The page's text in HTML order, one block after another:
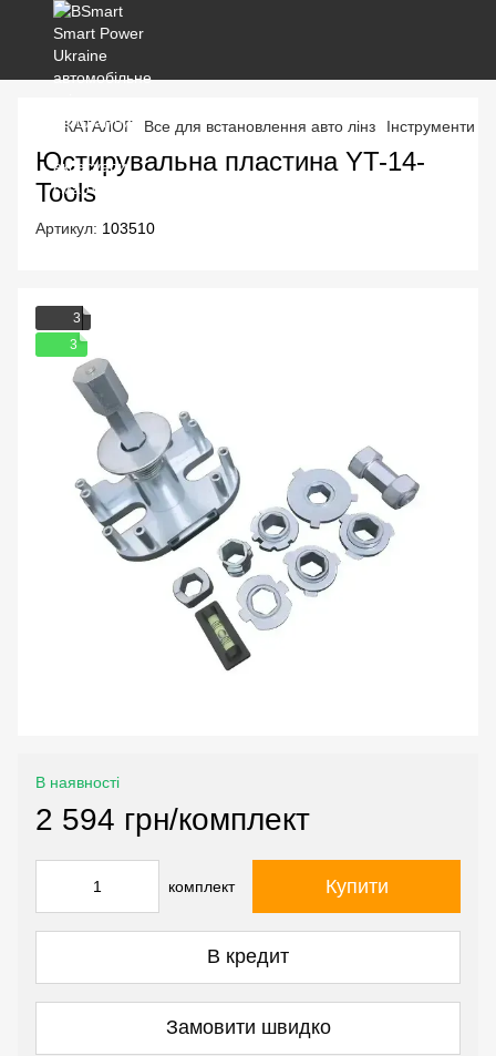
КАТАЛОГ Все для встановлення авто лінз Інструменти
Юстирувальна пластина YT-14-
Tools
Артикул: 103510
3
3
В наявності
2 594 грн/комплект
комплект Купити
В кредит
Замовити швидко